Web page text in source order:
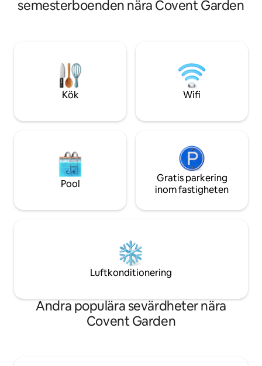
hjälp. Lägenheten ligger centralt i en
kollektivtrafik är tillgängliga. Det finns
bara 1 säng...den tredje personen
kommer att sova på hörnsoffan i
vardagsrummet.
fristad där
också utsikt över
Marina som
dynamisk utsikt
traditionella
semesterboenden nära Covent Garden
Kök Wifi
Pool
Gratis parkering
inom fastigheten
Luftkonditionering
Andra populära sevärdheter nära
Covent Garden